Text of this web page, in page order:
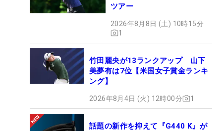
ツアー
2026年8月8日 (土) 10時15分
1
竹田麗央が13ランクアップ 山下
美夢有は7位【米国女子賞金ランキ
ング】
2026年8月4日 (火) 12時00分 1
話題の新作を抑えて『G440 K』が